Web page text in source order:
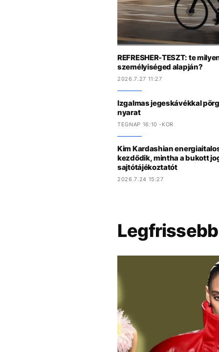
REFRESHER-TESZT: te
személyiséged alapján?
2026.7.27 11:27
Izgalmas jegeskávékkal
nyarat
TEGNAP 16:10 -KOR
Kim Kardashian
kezdődik, mintha a bukott
sajtótájékoztatót
2026.7.24 15:27
Legfrissebb